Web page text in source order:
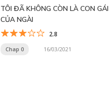
TÔI ĐÃ KHÔNG CÒN LÀ CON GÁI
CỦA NGÀI
2.8
Chap 0 16/03/2021